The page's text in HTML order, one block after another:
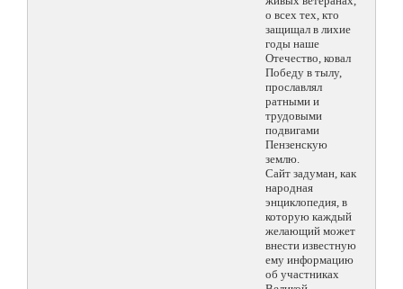
о всех тех, кто
защищал в лихие
годы наше
Отечество, ковал
Победу в тылу,
прославлял
ратными и
трудовыми
подвигами
Пензенскую
землю.
Сайт задуман, как
народная
энциклопедия, в
которую каждый
желающий может
внести известную
ему информацию
об участниках